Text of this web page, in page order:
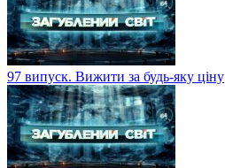
97 випуск. Вижити за будь-яку ціну